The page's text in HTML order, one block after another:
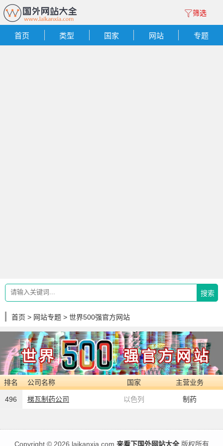
筛选
首页 类型 国家 网站 专题
搜索
首页 > 网站专题 > 世界500强官方网站
排名 公司名称 国家 主营业务
496 梯瓦制药公司 以色列 制药
Copyright ©2026 laikanxia.com 来看下国外网站大全版权所有